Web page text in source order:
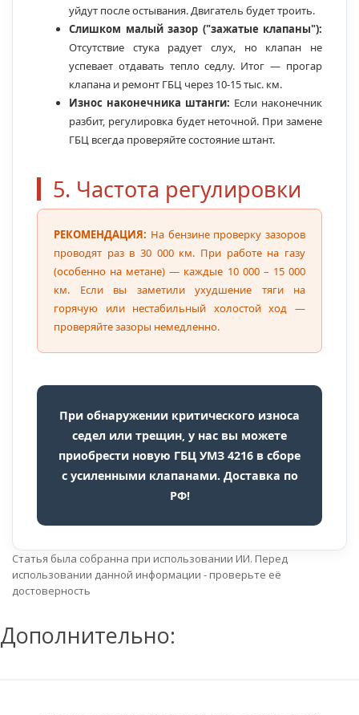
уйдут после остывания. Двигатель будет троить.
Слишком малый зазор ("зажатые клапаны"):
Отсутствие стука радует слух, но клапан не
успевает отдавать тепло седлу. Итог — прогар
клапана и ремонт ГБЦ через 10-15 тыс. км.
Износ наконечника штанги: Если наконечник
разбит, регулировка будет неточной. При замене
ГБЦ всегда проверяйте состояние штант.
5. Частота регулировки
РЕКОМЕНДАЦИЯ: На бензине проверку зазоров
проводят раз в 30 000 км. При работе на газу
(особенно на метане) — каждые 10 000 – 15 000
км. Если вы заметили ухудшение тяги на
горячую или нестабильный холостой ход —
проверяйте зазоры немедленно.
При обнаружении критического износа
седел или трещин, у нас вы можете
приобрести новую ГБЦ УМЗ 4216 в сборе
с усиленными клапанами. Доставка по
РФ!
Статья была собранна при использовании ИИ. Перед
использовании данной информации - проверьте её
достоверность
Дополнительно: